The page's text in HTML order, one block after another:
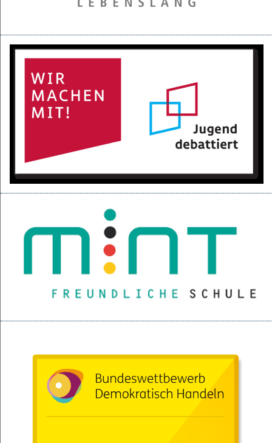
Projektpräsentation der 6d für den BGC
16.05.2025
Kurzfilme über den Izmir-Austausch im Kino
22.04.2025
KI-Fortbildung der Lehrerschaft
Null-Tage-Feier und Ferien!